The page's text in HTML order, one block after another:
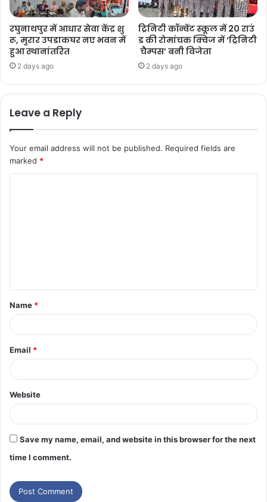
रघुनाथपुर में आधार सेवा केंद्र शु
रू, मुरार उपडाकघर नए भवन में
हुआ स्थानांतरित
2 days ago
ट्रिनिटी कॉन्वेंट स्कूल में 20 राउं
ड की रोमांचक क्विज में ‘ट्रिनिटी
चैम्पस’ बनी विजेता
2 days ago
Leave a Reply
Your email address will not be published. Required fields are
marked *
Name *
Email *
Website
Save my name, email, and website in this browser for the next
time I comment.